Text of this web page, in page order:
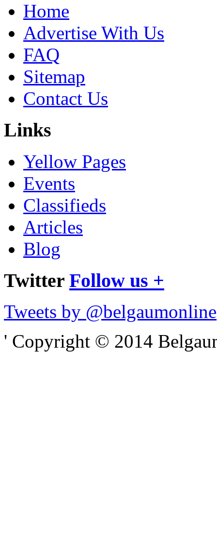
Home
Advertise With Us
FAQ
Sitemap
Contact Us
Links
Yellow Pages
Events
Classifieds
Articles
Blog
Twitter Follow us +
Tweets by @belgaumonline
' Copyright © 2014